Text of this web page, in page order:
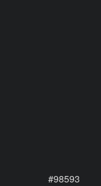
#98593